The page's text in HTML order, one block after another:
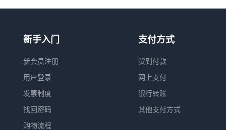
新手入门
新会员注册
用户登录
发票制度
找回密码
购物流程
支付方式
货到付款
网上支付
银行转账
其他支付方式